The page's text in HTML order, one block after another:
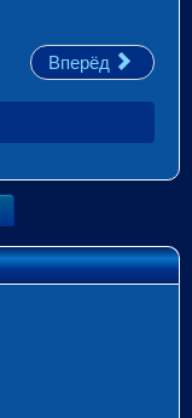
Вперёд